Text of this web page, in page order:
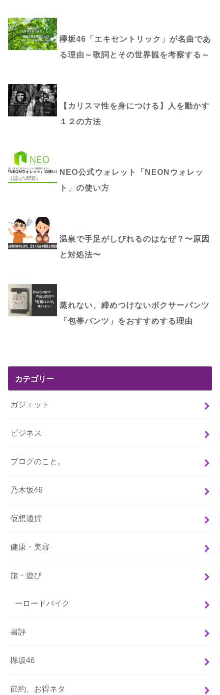
欅坂46「エキセントリック」が名曲であ
る理由～歌詞とその世界観を考察する～
【カリスマ性を身につける】人を動かす
１２の方法
NEO公式ウォレット「NEONウォレッ
ト」の使い方
温泉で手足がしびれるのはなぜ？〜原因
と対処法〜
蒸れない、締めつけないボクサーパンツ
「包帯パンツ」をおすすめする理由
カテゴリー
ガジェット
ビジネス
ブログのこと。
乃木坂46
仮想通貨
健康・美容
旅・遊び
ーロードバイク
書評
欅坂46
節約、お得ネタ